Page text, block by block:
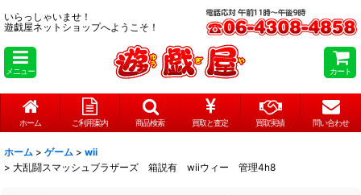
いらっしゃいませ！
遊戯屋ネットショップへようこそ！
メニュー カート
ホーム ご利用案内 商品検索 買取と査定 買取実績 問い合わせ
ホーム > ゲーム > wii
> 大乱闘スマッシュブラザーズ 箱説有 wiiウィー 管理4h8